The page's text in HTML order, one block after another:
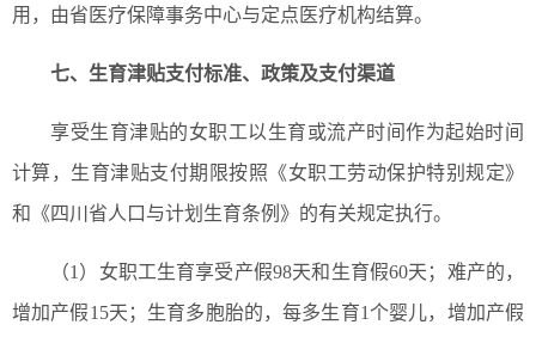
用，由省医疗保障事务中心与定点医疗机构结算。
七、生育津贴支付标准、政策及支付渠道
享受生育津贴的女职工以生育或流产时间作为起始时间
计算，生育津贴支付期限按照《女职工劳动保护特别规定》
和《四川省人口与计划生育条例》的有关规定执行。
（1）女职工生育享受产假98天和生育假60天；难产的，
增加产假15天；生育多胞胎的，每多生育1个婴儿，增加产假